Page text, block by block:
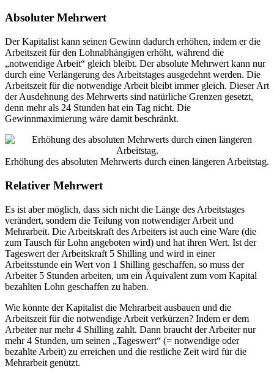
Absoluter Mehrwert
Der Kapitalist kann seinen Gewinn dadurch erhöhen, indem er die
Arbeitszeit für den Lohnabhängigen erhöht, während die
„notwendige Arbeit“ gleich bleibt. Der absolute Mehrwert kann nur
durch eine Verlängerung des Arbeitstages ausgedehnt werden. Die
Arbeitszeit für die notwendige Arbeit bleibt immer gleich. Dieser Art
der Ausdehnung des Mehrwerts sind natürliche Grenzen gesetzt,
denn mehr als 24 Stunden hat ein Tag nicht. Die
Gewinnmaximierung wäre damit beschränkt.
Erhöhung des absoluten Mehrwerts durch einen längeren Arbeitstag.
Relativer Mehrwert
Es ist aber möglich, dass sich nicht die Länge des Arbeitstages
verändert, sondern die Teilung von notwendiger Arbeit und
Mehrarbeit. Die Arbeitskraft des Arbeiters ist auch eine Ware (die
zum Tausch für Lohn angeboten wird) und hat ihren Wert. Ist der
Tageswert der Arbeitskraft 5 Shilling und wird in einer
Arbeitsstunde ein Wert von 1 Shilling geschaffen, so muss der
Arbeiter 5 Stunden arbeiten, um ein Äquivalent zum vom Kapital
bezahlten Lohn geschaffen zu haben.
Wie könnte der Kapitalist die Mehrarbeit ausbauen und die
Arbeitszeit für die notwendige Arbeit verkürzen? Indem er dem
Arbeiter nur mehr 4 Shilling zahlt. Dann braucht der Arbeiter nur
mehr 4 Stunden, um seinen „Tageswert“ (= notwendige oder
bezahlte Arbeit) zu erreichen und die restliche Zeit wird für die
Mehrarbeit genützt.